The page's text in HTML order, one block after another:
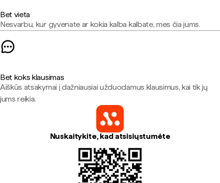
Bet vieta
Nesvarbu, kur gyvenate ar kokia kalba kalbate, mes čia jums.
Bet koks klausimas
Aiškūs atsakymai į dažniausiai užduodamus klausimus, kai tik jų
jums reikia.
Nuskaitykite, kad atsisiųstumėte